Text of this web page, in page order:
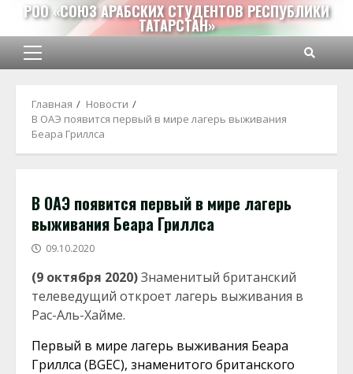
Перейти
содержимому
РОО «СОЮЗ АРАБСКИХ СТУДЕНТОВ РЕСПУБЛИКИ
ТАТАРСТАН»
Основное
Главная
Новости
В ОАЭ появится первый в мире лагерь выживания
Беара Гриллса
В ОАЭ появится первый в мире лагерь
выживания Беара Гриллса
09.10.2020
(9 октября 2020)Знаменитый британский
телеведущий откроет лагерь выживания в
Рас-Аль-Хайме.
Первый в мире лагерь выживания Беара
Гриллса (BGEC), знаменитого британского